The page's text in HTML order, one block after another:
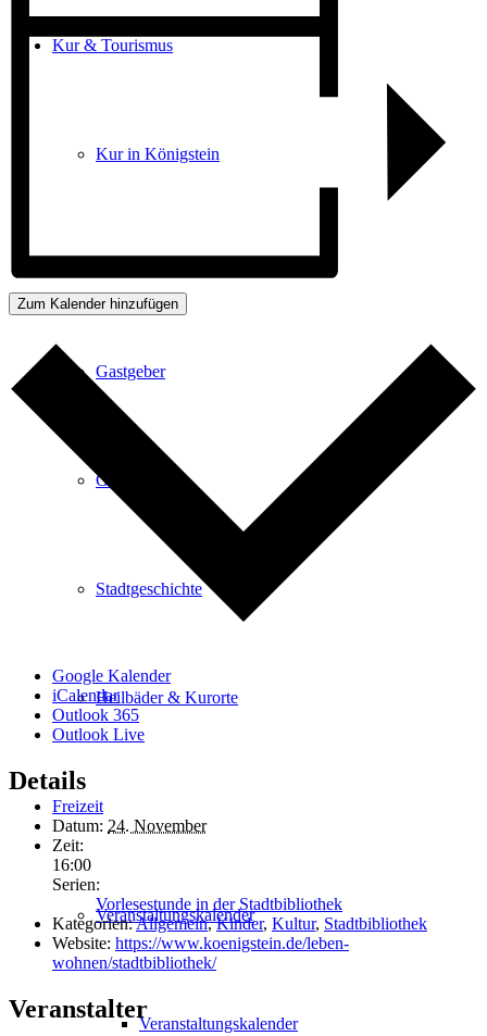
Kur & Tourismus
Kur in Königstein
Kurpark
Gastgeber
Gesundheit
Stadtgeschichte
Heilbäder & Kurorte
Freizeit
Veranstaltungskalender
Veranstaltungskalender
Zum Kalender hinzufügen
Google Kalender
iCalendar
Outlook 365
Outlook Live
Details
Datum: 24. November
Zeit:
16:00
Serien:
Vorlesestunde in der Stadtbibliothek
Kategorien:Allgemein,Kinder, Kultur, Stadtbibliothek
Website: https://www.koenigstein.de/leben-
wohnen/stadtbibliothek/
Veranstalter